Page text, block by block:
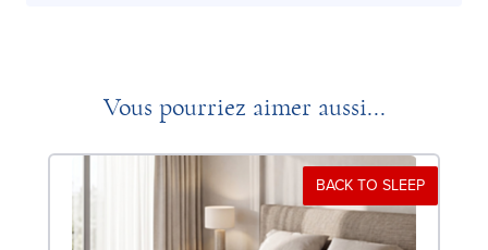
Vous pourriez aimer aussi...
BACK TO SLEEP